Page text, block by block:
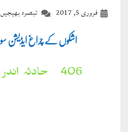
تبصرہ بھیجیں فروری 5, 2017
اشکوں کے چراغ ایڈیشن
406۔ حادثہ اندر ہی اندر ہو گیا